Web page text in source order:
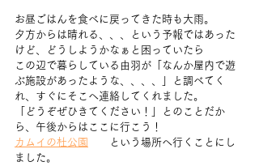
お昼ごはんを食べに戻ってきた時も大雨。
夕方からは晴れる、、、という予報ではあった
けど、どうしようかなぁと困っていたら
この辺で暮らしている由羽が「なんか屋内で遊
ぶ施設があったような、、、、」と調べてく
れ、すぐにそこへ連絡してくれました。
「どうぞぜひきてください！」とのことだか
ら、午後からはここに行こう！
カムイの杜公園
という場所へ行くことにし
ました。